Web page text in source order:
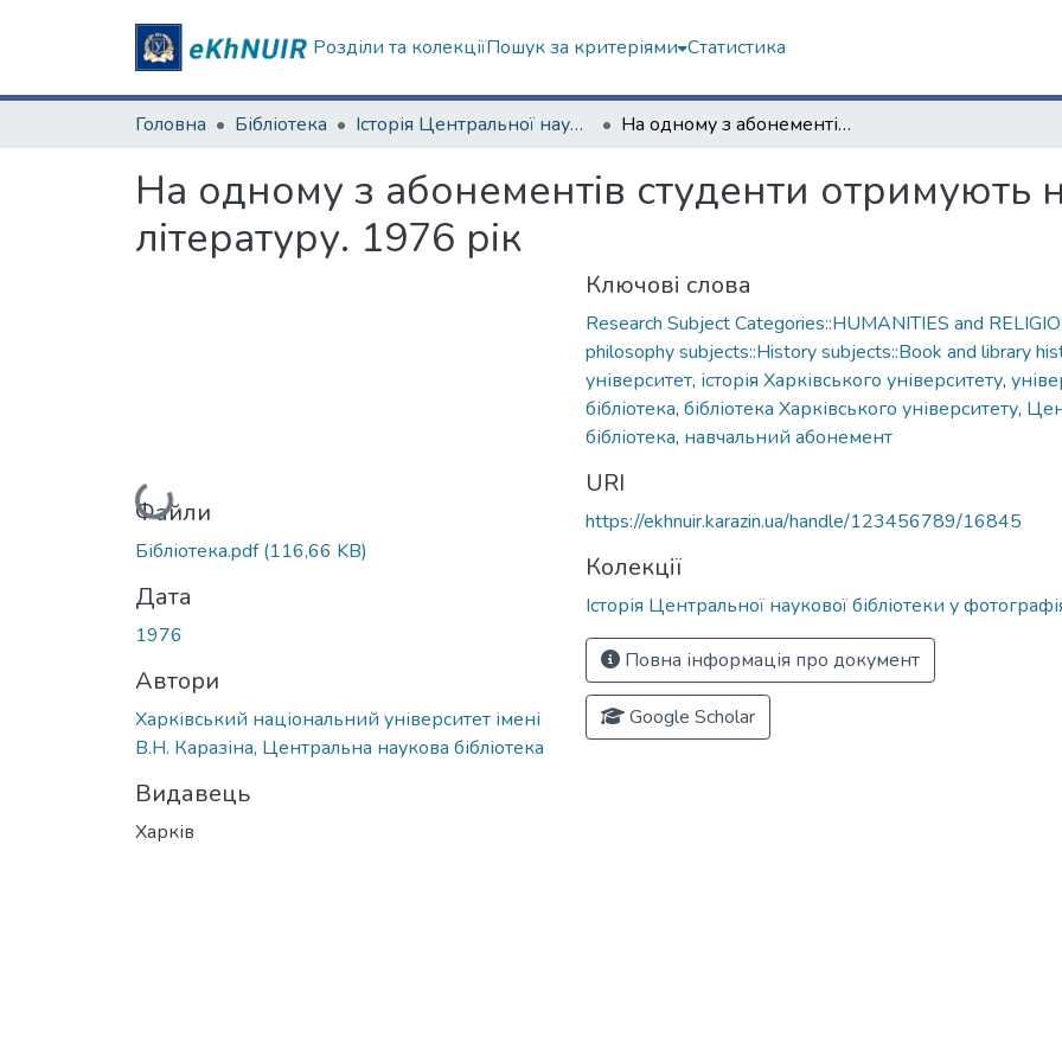
Розділи та колекціїПошук за критеріями Статистика
Головна Бібліотека Історія Центральної наукової бібліотеки у фотографіях На одному з абонементів студенти отримують навчальну літературу. 1976 рік
На одному з абонементів студенти отримують
літературу. 1976 рік
Вантажиться...
Файли
Бібліотека.pdf(116,66 KB)
Дата
1976
Автори
Харківський національний університет імені
В.Н. Каразіна, Центральна наукова бібліотека
Видавець
Харків
Ключові слова
Research Subject Categories::HUMANITIES and
philosophy subjects::History subjects::Book and library
університет, історія Харківського університету,
бібліотека, бібліотека Харківського університету,
бібліотека, навчальний абонемент
URI
https://ekhnuir.karazin.ua/handle/123456789/16845
Колекції
Історія Центральної наукової бібліотеки у
Повна інформація про документ
Google Scholar